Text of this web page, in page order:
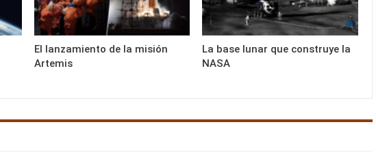
El lanzamiento de la misión
Artemis
La base lunar que construye la
NASA